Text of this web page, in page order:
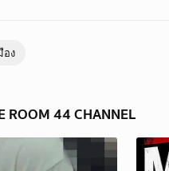
อง
44 CHANNEL